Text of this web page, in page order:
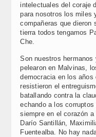
intelectuales del coraje
para nosotros los miles
compañeras que dieron
tierra todos tengamos
Che.
Son nuestros
pelearon en Malvinas,
democracia en los
resistieron el
batallando contra la
echando a los
siempre en el corazón
Darío Santillán,
Fuentealba. No hay